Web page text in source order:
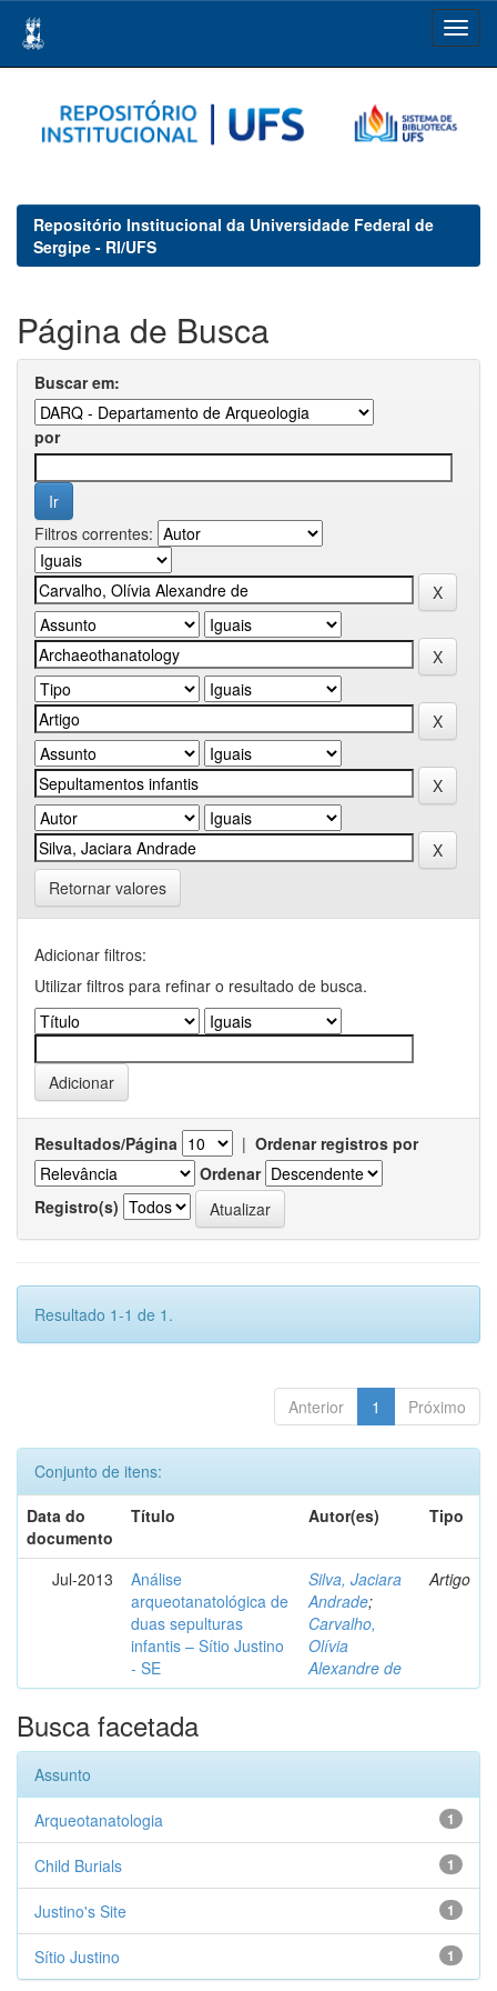
navigation
Repositório Institucional da Universidade Federal de
Sergipe - RI/UFS
Página de Busca
Buscar em:
por
Filtros correntes:
Retornar valores
Adicionar filtros:
Utilizar filtros para refinar o resultado de busca.
Resultados/Página | Ordenar registros por
Ordenar
Registro(s)
Resultado 1-1 de 1.
Anterior 1 Próximo
Conjunto de itens:
Data do
documento
Título Autor(es) Tipo
Jul-2013
Análise
arqueotanatológica de
duas sepulturas
infantis – Sítio Justino
- SE
Silva, Jaciara
Andrade;
Carvalho,
Olívia
Alexandre de
Artigo
Busca facetada
Assunto
1
Arqueotanatologia
1
Child Burials
1
Justino's Site
1
Sítio Justino